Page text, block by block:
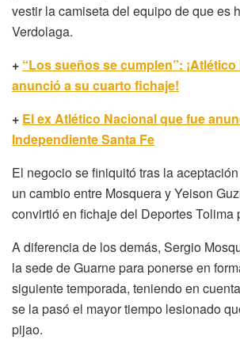
vestir la camiseta del equipo de que es
Verdolaga.
+ “Los sueños se cumplen”:
anunció a su cuarto fichaje!
+ El ex Atlético Nacional que fue
Independiente Santa Fe
El negocio se finiquitó tras la
un cambio entre Mosquera y Yeison
convirtió en fichaje del Deportes Tolima
A diferencia de los demás, Sergio
la sede de Guarne para ponerse en
siguiente temporada, teniendo en
se la pasó el mayor tiempo lesionado
pijao.